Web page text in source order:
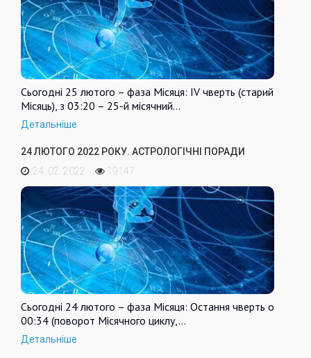
Сьогодні 25 лютого – фаза Місяця: IV чверть (старий
Місяць), з 03:20 – 25-й місячний…
Детальніше
24 ЛЮТОГО 2022 РОКУ. АСТРОЛОГІЧНІ ПОРАДИ
24. 02. 2022
19147
Сьогодні 24 лютого – фаза Місяця: Остання чверть о
00:34 (поворот Місячного циклу,…
Детальніше